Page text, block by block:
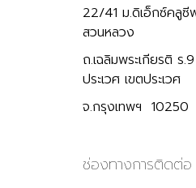
22/41 ม.ดิเอ็กซ์คลูซี
สวนหลวง
ถ.เฉลิมพระเกียรติ ร
ประเวศ เขตประเวศ
จ.กรุงเทพฯ 10250
ช่องทางการติดต่อ